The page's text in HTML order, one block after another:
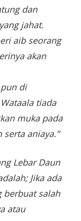
dan
jahat.
aib seorang
akan
di
tiada
muka pada
aniaya.”
Lebar Daun
Jika ada
berbuat salah
atau